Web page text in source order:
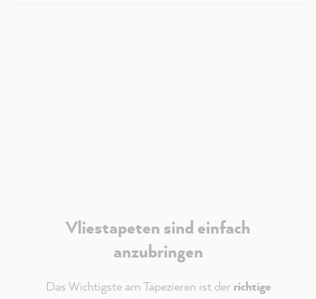
Vliestapeten sind einfach
anzubringen
Das Wichtigste am Tapezieren ist der richtige